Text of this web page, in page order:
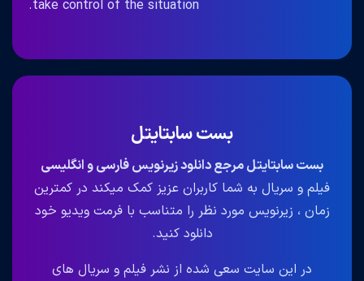
take control of the situation.
بست سابتایتل
بست سابتایتل مرجع دانلود زیرنویس فارسی و انگلیسی
فیلم و سریال به شما کاربران عزیز کمک میکند در کمترین
زمان ، زیرنویس مورد نظر را متناسب با فرمت ویدیو خود
دانلود کنید.
در این سایت سعی شده از نشر فیلم و سریال های